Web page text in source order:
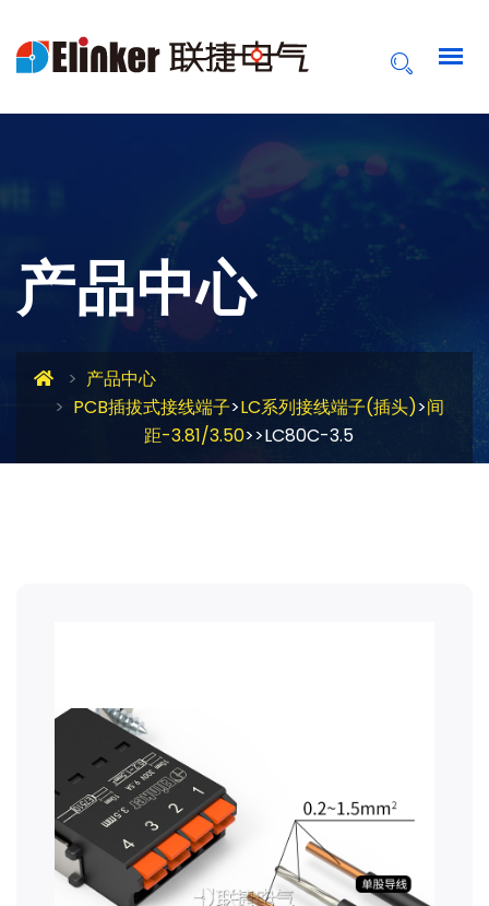
产品中心
产品中心
PCB插拔式接线端子>LC系列接线端子(插头)>间
距-3.81/3.50>>LC80C-3.5